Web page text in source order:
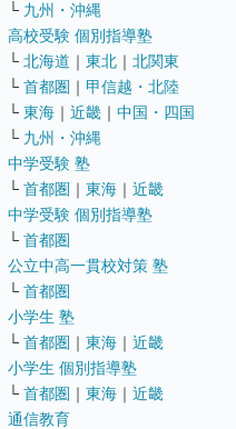
└ 九州・沖縄
高校受験 個別指導塾
└ 北海道 ｜ 東北 ｜ 北関東
└ 首都圏 ｜ 甲信越・北陸
└ 東海 ｜ 近畿 ｜ 中国・四国
└ 九州・沖縄
中学受験 塾
└ 首都圏 ｜ 東海 ｜ 近畿
中学受験 個別指導塾
└ 首都圏
公立中高一貫校対策 塾
└ 首都圏
小学生 塾
└ 首都圏 ｜ 東海 ｜ 近畿
小学生 個別指導塾
└ 首都圏 ｜ 東海 ｜ 近畿
通信教育